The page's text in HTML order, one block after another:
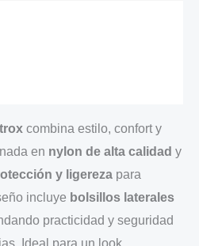
combina estilo, confort y
en nylon de alta calidad y
y ligereza para
incluye bolsillos laterales
practicidad y seguridad
Ideal para un look